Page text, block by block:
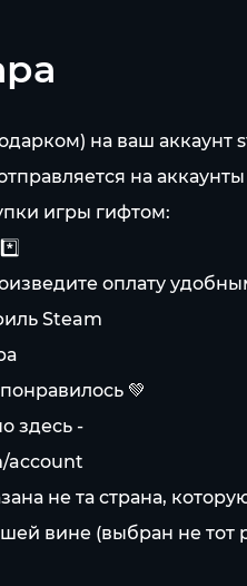
на ваш
на
игры гифтом:
оплату
Steam
💚
здесь -
account
не та страна,
вине (выбран не